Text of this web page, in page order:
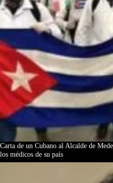
Carta de un Cubano al Alcalde de
los médicos de su país